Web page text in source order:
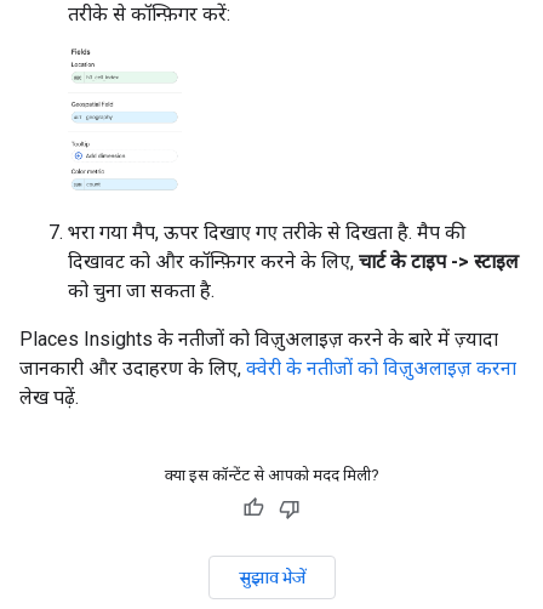
तरीके से कॉन्फ़िगर करें:
भरा गया मैप, ऊपर दिखाए गए तरीके से दिखता है. मैप की
दिखावट को और कॉन्फ़िगर करने के लिए, चार्ट के टाइप -> स्टाइल
को चुना जा सकता है.
Places Insights के नतीजों को विज़ुअलाइज़ करने के बारे में ज़्यादा
जानकारी और उदाहरण के लिए, क्वेरी के नतीजों को विज़ुअलाइज़ करना
लेख पढ़ें.
क्या इस कॉन्टेंट से आपको मदद मिली?
सुझाव भेजें